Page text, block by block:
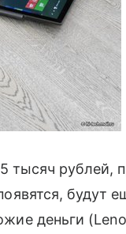
тысяч
будут
деньги